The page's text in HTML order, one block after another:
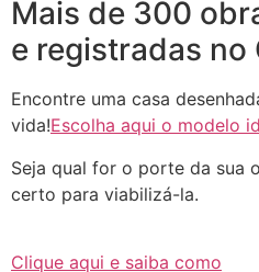
Mais de 300
e registradas no
Encontre uma casa
vida!Escolha aqui o modelo
Seja qual for o porte da sua
certo para viabilizá-la.
Clique aqui e saiba como